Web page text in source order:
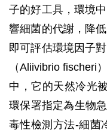
子的好工具，環境
響細菌的代謝，降
即可評估環境因子
（Aliivibrio fischeri
中，它的天然冷光
環保署指定為生物
毒性檢測方法-細菌